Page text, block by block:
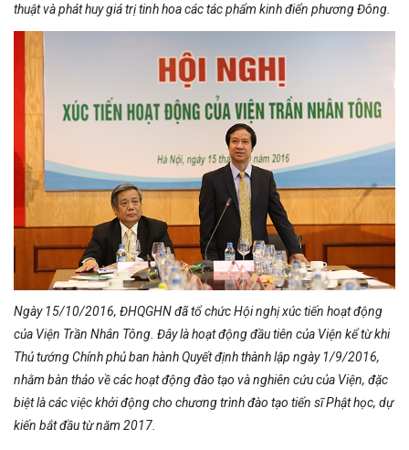
thuật và phát huy giá trị tinh hoa các tác phẩm kinh điển phương Đông.
Ngày 15/10/2016, ĐHQGHN đã tổ chức Hội nghị xúc tiến hoạt động
của Viện Trần Nhân Tông. Đây là hoạt động đầu tiên của Viện kể từ khi
Thủ tướng Chính phủ ban hành Quyết định thành lập ngày 1/9/2016,
nhằm bàn thảo về các hoạt động đào tạo và nghiên cứu của Viện, đặc
biệt là các việc khởi động cho chương trình đào tạo tiến sĩ Phật học, dự
kiến bắt đầu từ năm 2017.